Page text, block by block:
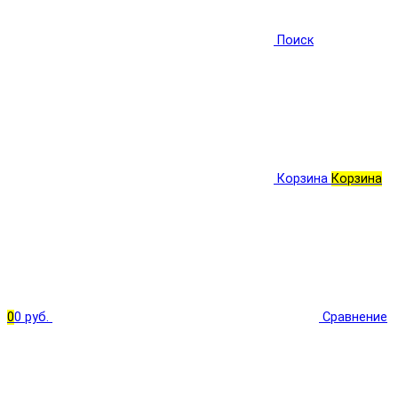
Поиск
Корзина Корзина
00 руб. Сравнение